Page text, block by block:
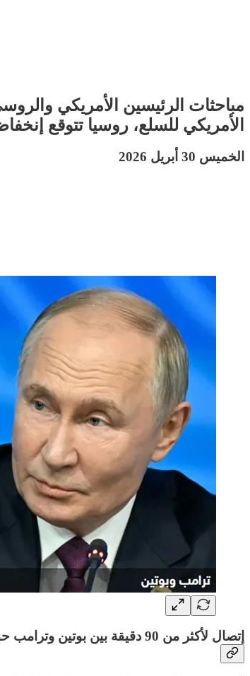
مباحثات الرئيسين الأمريكي
الأمريكي للسلع، روسيا تتوقع
الخميس 30 أبريل 2026
إتصال لأكثر من 90 دقيقة بين بوتين وترامب حول إيران وأوكرانيا